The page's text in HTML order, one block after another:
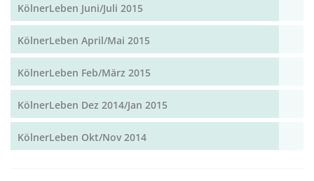
KölnerLeben Juni/Juli 2015
KölnerLeben April/Mai 2015
KölnerLeben Feb/März 2015
KölnerLeben Dez 2014/Jan 2015
KölnerLeben Okt/Nov 2014